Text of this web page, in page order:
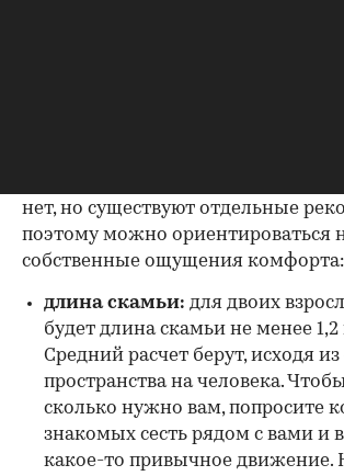
нет, но существуют отдельные
поэтому можно ориентироваться
собственные ощущения комфорта:
длина скамьи: для двоих
будет длина скамьи не менее
Средний расчет берут, исходя
пространства на человека.
сколько нужно вам, попросите
знакомых сесть рядом с вами и
какое-то привычное движение.